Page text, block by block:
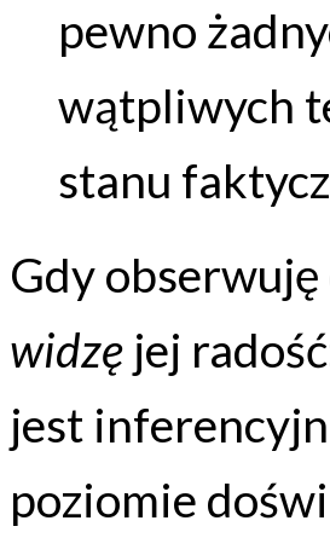
pewno
wątpliwych
stanu
Gdy
widzę jej
jest
poziomie